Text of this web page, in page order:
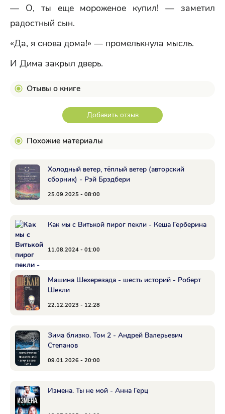
— О, ты еще мороженое купил! — заметил
радостный сын.
«Да, я снова дома!» — промелькнула мысль.
И Дима закрыл дверь.
Отывы о книге
Добавить отзыв
Похожие материалы
Холодный ветер, тёплый ветер (авторский
сборник) - Рэй Брэдбери
25.09.2025 - 08:00
Как мы с Витькой пирог пекли - Кеша Герберина
11.08.2024 - 01:00
Машина Шехерезада - шесть историй - Роберт
Шекли
22.12.2023 - 12:28
Зима близко. Том 2 - Андрей Валерьевич
Степанов
09.01.2026 - 20:00
Измена. Ты не мой - Анна Герц